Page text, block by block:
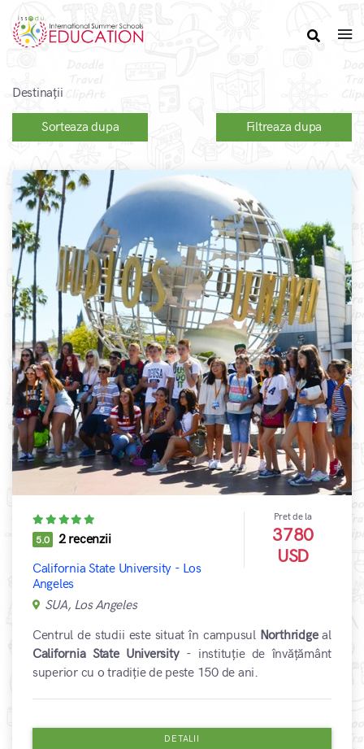
Destinații
Sorteaza dupa Filtreaza dupa
5.0
2 recenzii
California State University - Los
Angeles
SUA, Los Angeles
Pret de la
3780
USD
Centrul de studii este situat în campusul Northridgeal
California State University- instituție de învățământ
superior cu o tradiție de peste 150 de ani.
DETALII